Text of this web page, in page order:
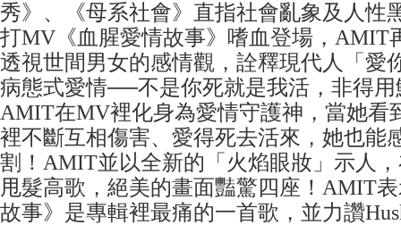
秀》、《母系社會》直指社會亂象及人性
打MV《血腥愛情故事》嗜血登場，AMIT
透視世間男女的感情觀，詮釋現代人「愛
病態式愛情──不是你死就是我活，非得
AMIT在MV裡化身為愛情守護神，當她看
裡不斷互相傷害、愛得死去活來，她也能
割！AMIT並以全新的「火焰眼妝」示人
甩髮高歌，絕美的畫面豔驚四座！AMIT
故事》是專輯裡最痛的一首歌，並力讚